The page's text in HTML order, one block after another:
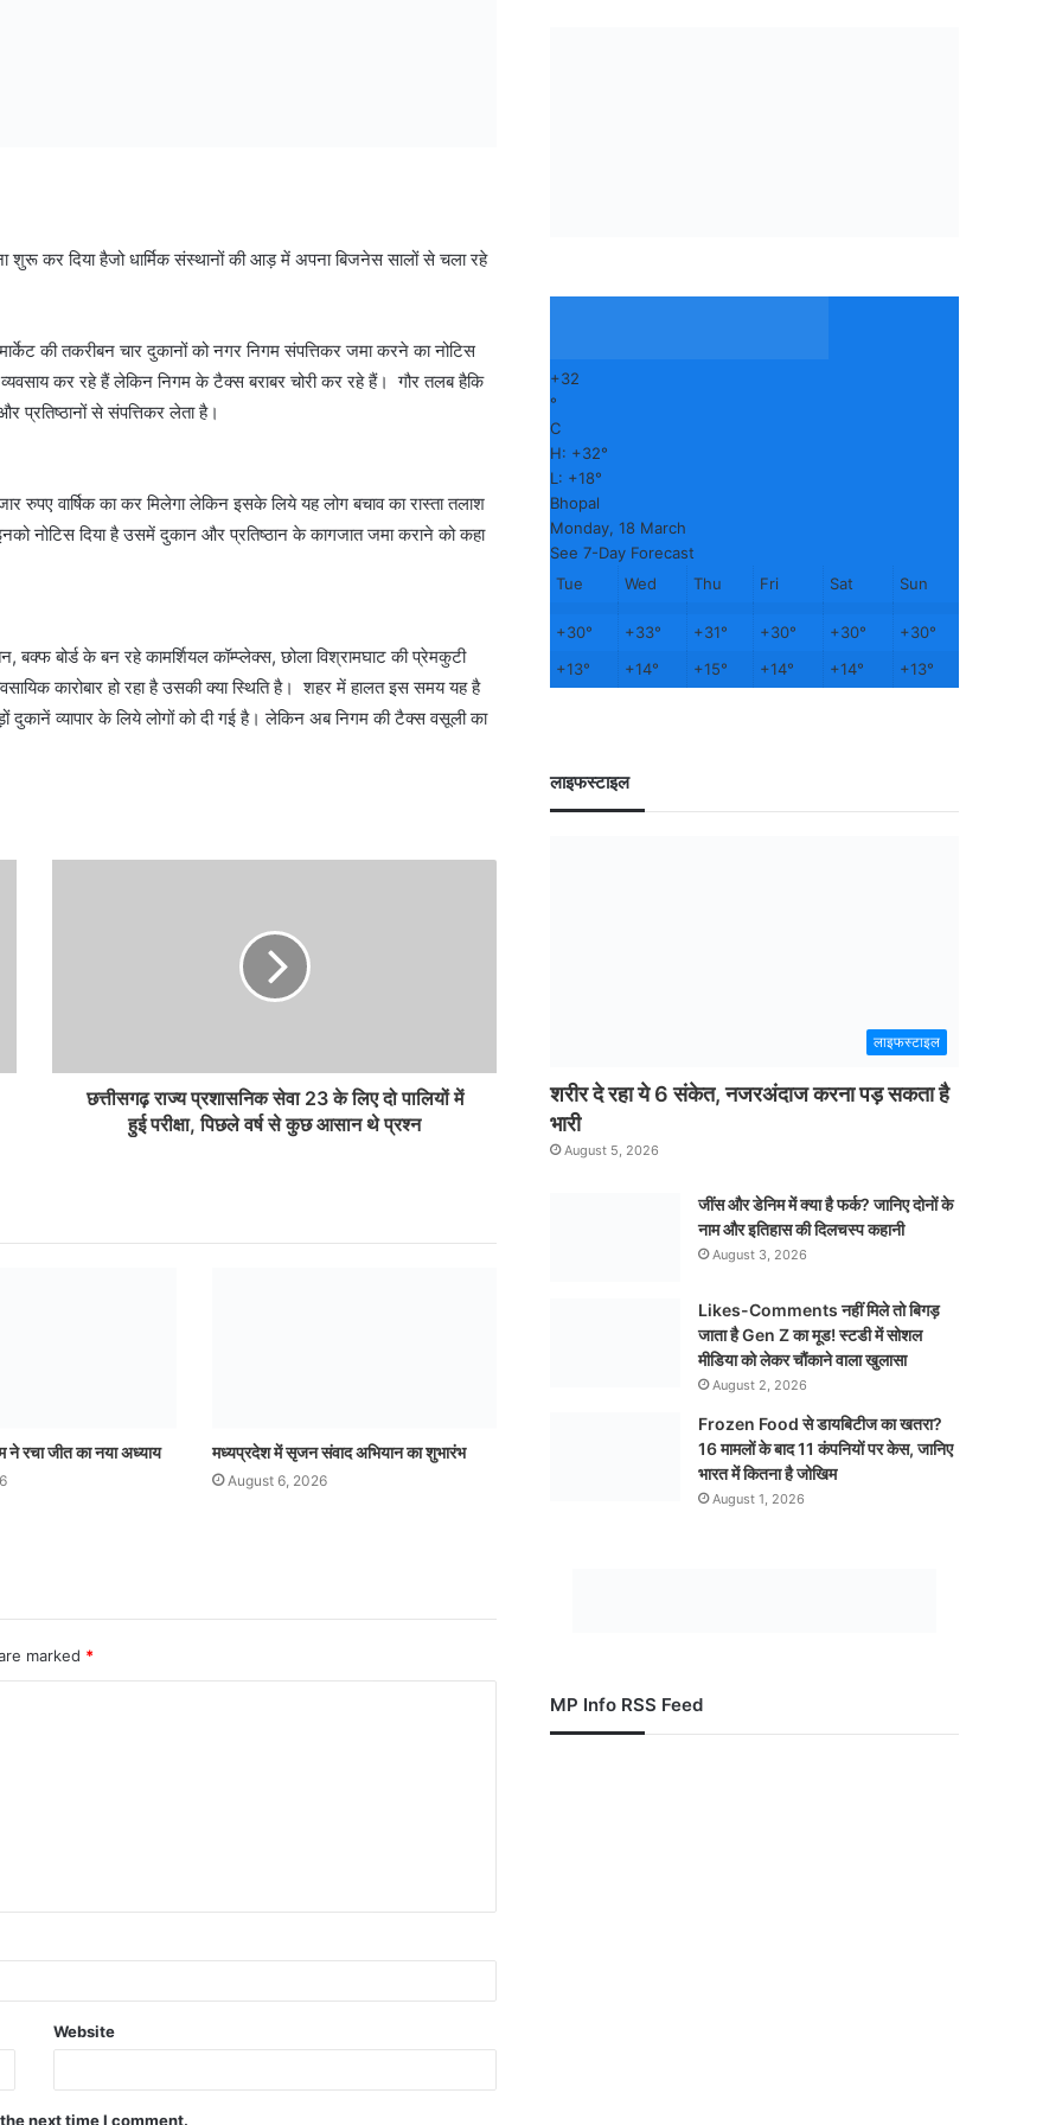
कर दिया हैजो धार्मिक संस्थानों की आड़ में अपना बिजनेस सालों से चला रहे
की तकरीबन चार दुकानों को नगर निगम संपत्तिकर जमा करने का नोटिस
कर रहे हैं लेकिन निगम के टैक्स बराबर चोरी कर रहे हैं। गौर तलब हैकि
प्रतिष्ठानों से संपत्तिकर लेता है।
रुपए वार्षिक का कर मिलेगा लेकिन इसके लिये यह लोग बचाव का रास्ता तलाश
नोटिस दिया है उसमें दुकान और प्रतिष्ठान के कागजात जमा कराने को कहा
बक्फ बोर्ड के बन रहे कामर्शियल कॉम्प्लेक्स, छोला विश्रामघाट की प्रेमकुटी
कारोबार हो रहा है उसकी क्या स्थिति है। शहर में हालत इस समय यह है
व्यापार के लिये लोगों को दी गई है। लेकिन अब निगम की टैक्स वसूली का
छत्तीसगढ़ राज्य प्रशासनिक सेवा 23 के लिए दो पालियों में
हुई परीक्षा, पिछले वर्ष से कुछ आसान थे प्रश्न
ने रचा जीत का नया अध्याय मध्यप्रदेश में सृजन संवाद अभियान का शुभारंभ
August 6, 2026
marked *
Website
next time I comment.
+32
°
C
H: +32°
L: +18°
Bhopal
Monday, 18 March
See 7-Day Forecast
Tue
Wed Thu Fri Sat Sun
+30° +33° +31° +30° +30° +30°
+13° +14° +15° +14° +14° +13°
लाइफस्टाइल
लाइफस्टाइल
शरीर दे रहा ये 6 संकेत, नजरअंदाज करना पड़ सकता है
भारी
August 5, 2026
जींस और डेनिम में क्या है फर्क? जानिए दोनों के
नाम और इतिहास की दिलचस्प कहानी
August 3, 2026
Likes-Comments नहीं मिले तो बिगड़
जाता है Gen Z का मूड! स्टडी में सोशल
मीडिया को लेकर चौंकाने वाला खुलासा
August 2, 2026
Frozen Food से डायबिटीज का खतरा?
16 मामलों के बाद 11 कंपनियों पर केस, जानिए
भारत में कितना है जोखिम
August 1, 2026
MP Info RSS Feed